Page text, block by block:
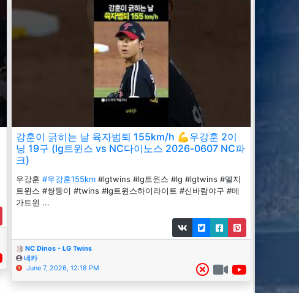
강훈이 긁히는 날 육자범퇴 155km/h 💪우강훈 2이
닝 19구 (lg트윈스 vs NC다이노스 2026-0607 NC파
크)
우강훈 #우강훈155km #lgtwins #lg트윈스 #lg #lgtwins #엘지
트윈스 #쌍둥이 #twins #lg트윈스하이라이트 #신바람야구 #메
가트윈 ...
NC Dinos - LG Twins
네카
June 7, 2026, 12:18 PM